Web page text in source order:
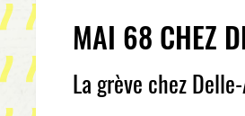
MAI 68 CHEZ
La grève chez